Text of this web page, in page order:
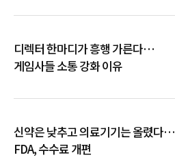
디렉터 한마디가 흥행 가른다…
게임사들 소통 강화 이유
신약은 낮추고 의료기기는 올렸다…
FDA, 수수료 개편